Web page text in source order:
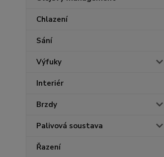
Chlazení
Sání
Výfuky
Interiér
Brzdy
Palivová soustava
Řazení